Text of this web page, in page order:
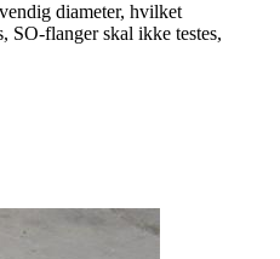
diameter, hvilket
flanger skal ikke testes,